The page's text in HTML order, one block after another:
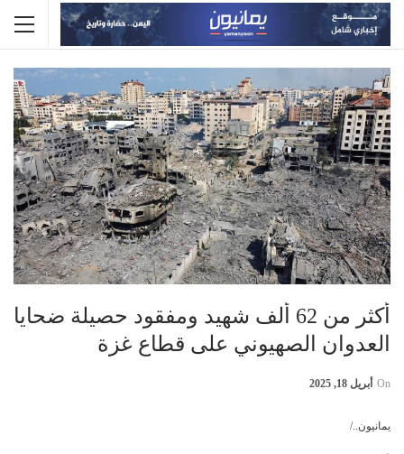
أكثر من 62 ألف شهيد ومفقود حصيلة ضحايا
العدوان الصهيوني على قطاع غزة
On أبريل 18, 2025
يمانيون../